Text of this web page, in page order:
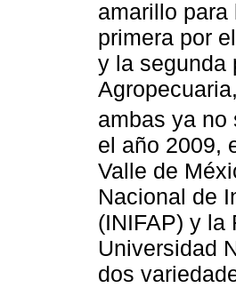
amarillo para
primera por
y la segunda
ambas ya
el año 2009,
Valle de
Nacional de
(INIFAP) y la
Universidad
dos